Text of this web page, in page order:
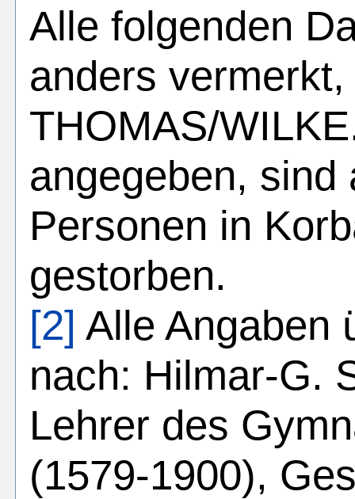
Alle folgenden
anders
THOMAS/
angegeben, sind
Personen in
gestorben.
[2] Alle Angaben
nach: Hilmar-G.
Lehrer des
(1579-1900),